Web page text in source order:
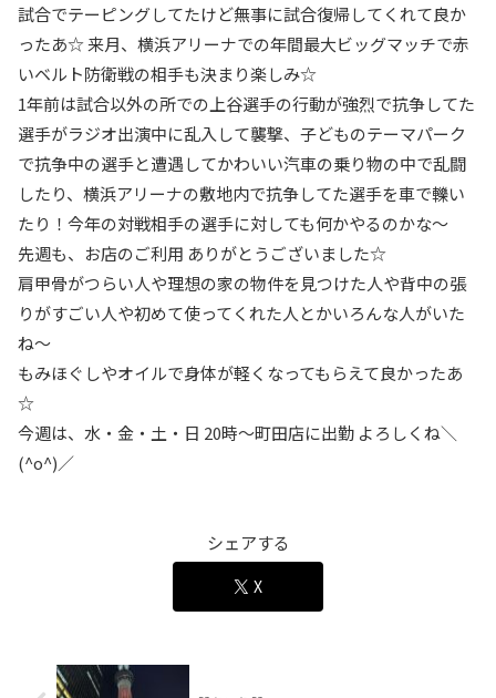
試合でテーピングしてたけど無事に試合復帰してくれて良か
ったあ☆ 来月、横浜アリーナでの年間最大ビッグマッチで赤
いベルト防衛戦の相手も決まり楽しみ☆
1年前は試合以外の所での上谷選手の行動が強烈で抗争してた
選手がラジオ出演中に乱入して襲撃、子どものテーマパーク
で抗争中の選手と遭遇してかわいい汽車の乗り物の中で乱闘
したり、横浜アリーナの敷地内で抗争してた選手を車で轢い
たり！今年の対戦相手の選手に対しても何かやるのかな〜
先週も、お店のご利用 ありがとうございました☆
肩甲骨がつらい人や理想の家の物件を見つけた人や背中の張
りがすごい人や初めて使ってくれた人とかいろんな人がいた
ね〜
もみほぐしやオイルで身体が軽くなってもらえて良かったあ
☆
今週は、水・金・土・日 20時〜町田店に出勤 よろしくね＼
(^o^)／
シェアする
X